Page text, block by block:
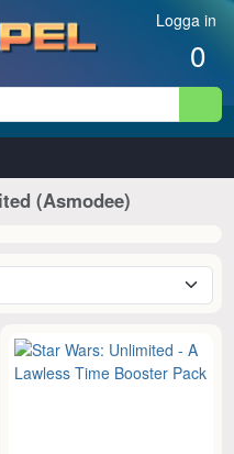
Logga in
0
(Asmodee)